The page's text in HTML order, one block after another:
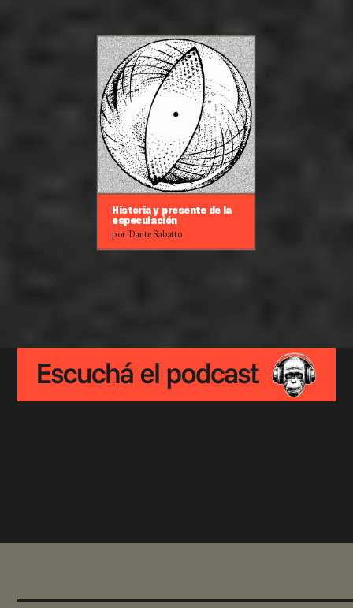
Historia y presente de la
especulación
por Dante Sabatto